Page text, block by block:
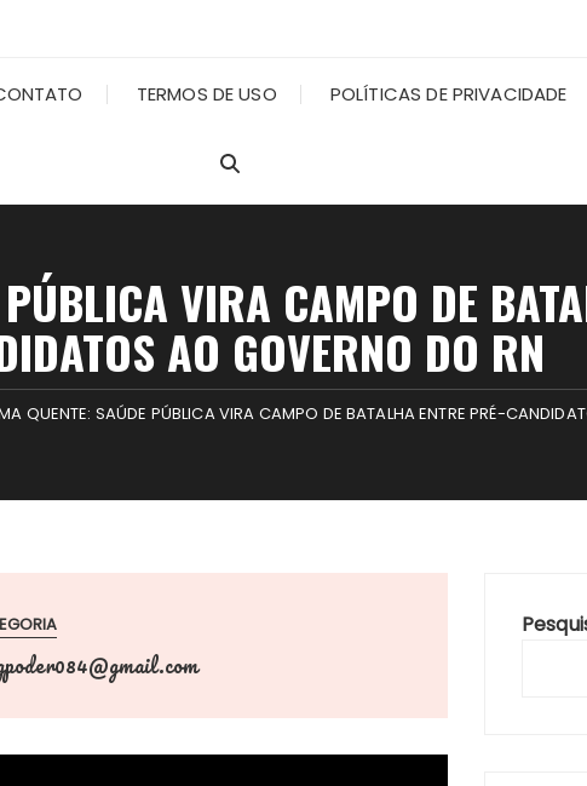
TERMOS DE USO POLÍTICAS DE PRIVACIDADE
VIRA CAMPO DE
AO GOVERNO DO RN
QUENTE: SAÚDE PÚBLICA VIRA CAMPO DE BATALHA ENTRE PRÉ-